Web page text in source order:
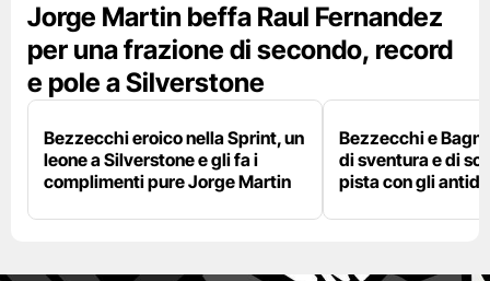
Jorge Martin beffa Raul Fernandez
per una frazione di secondo, record
e pole a Silverstone
Bezzecchi eroico nella Sprint, un
leone a Silverstone e gli fa i
complimenti pure Jorge Martin
Bezzecchi e
di sventura e di
pista con gli